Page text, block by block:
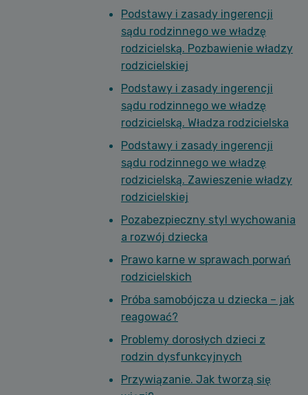
Podstawy i zasady ingerencji
sądu rodzinnego we władzę
rodzicielską. Pozbawienie władzy
rodzicielskiej
Podstawy i zasady ingerencji
sądu rodzinnego we władzę
rodzicielską. Władza rodzicielska
Podstawy i zasady ingerencji
sądu rodzinnego we władzę
rodzicielską. Zawieszenie władzy
rodzicielskiej
Pozabezpieczny styl wychowania
a rozwój dziecka
Prawo karne w sprawach porwań
rodzicielskich
Próba samobójcza u dziecka – jak
reagować?
Problemy dorosłych dzieci z
rodzin dysfunkcyjnych
Przywiązanie. Jak tworzą się